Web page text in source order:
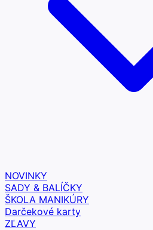
NOVINKY
SADY & BALÍČKY
ŠKOLA MANIKÚRY
Darčekové karty
ZĽAVY